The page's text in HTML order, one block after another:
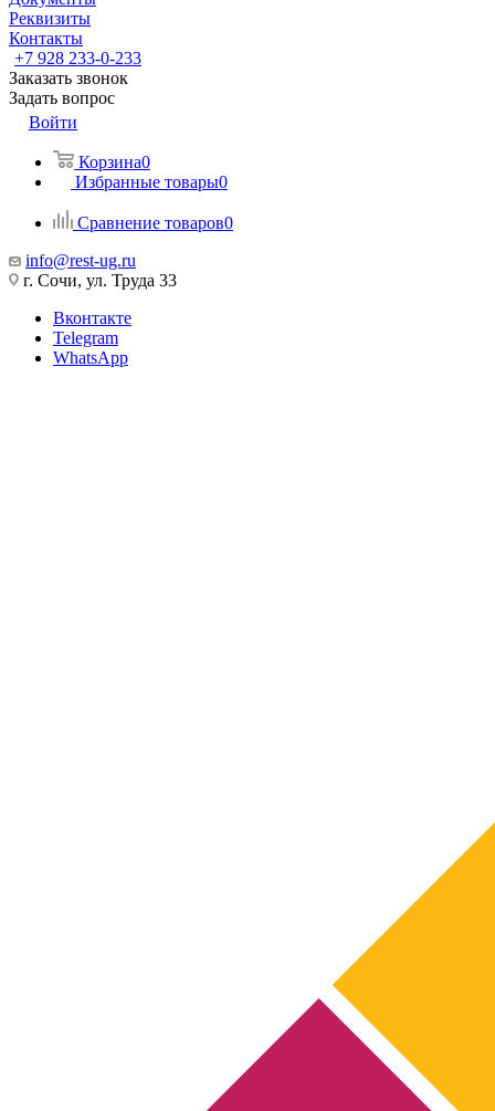
Реквизиты
Контакты
+7 928 233-0-233
Заказать звонок
Задать вопрос
Войти
Корзина0
Избранные товары0
Сравнение товаров0
info@rest-ug.ru
г. Сочи, ул. Труда 33
Вконтакте
Telegram
WhatsApp